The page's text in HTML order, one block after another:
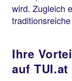
wird. Zugleich
Ihre
auf TUI.at